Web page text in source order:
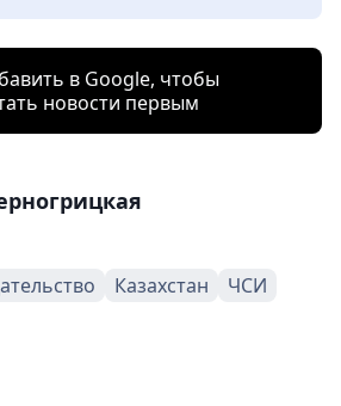
в Google, чтобы
новости первым
Казахстан
ЧСИ